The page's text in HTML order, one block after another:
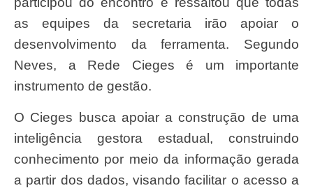
as equipes da secretaria irão apoiar o
desenvolvimento da ferramenta. Segundo
Neves, a Rede Cieges é um importante
instrumento de gestão.
O Cieges busca apoiar a construção de uma
inteligência gestora estadual, construindo
conhecimento por meio da informação gerada
a partir dos dados, visando facilitar o acesso a